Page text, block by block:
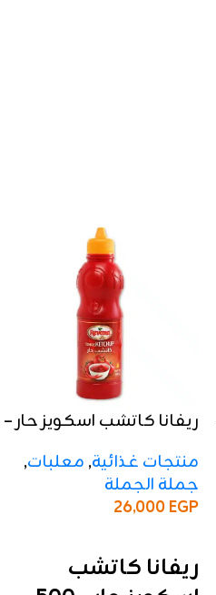
ريفانا كاتشب اسكويز حار –
منتجات غذائية, معلبات,
جملة الجملة
26,000EGP
ريفانا كاتشب